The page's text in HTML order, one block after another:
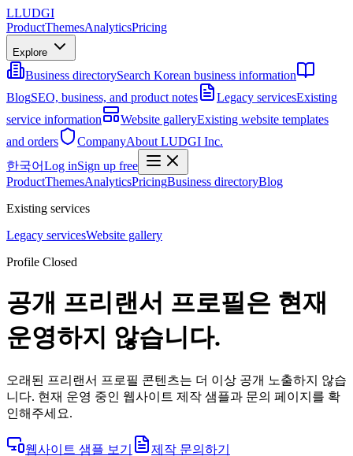
LLUDGI
ProductThemesAnalyticsPricing
Explore
Business directorySearch Korean business information
BlogSEO, business, and product notes Legacy servicesExisting
service information
Website galleryExisting website templates
and orders
CompanyAbout LUDGI Inc.
한국어Log inSign up free
ProductThemesAnalyticsPricingBusiness directoryBlog
Existing services
Legacy servicesWebsite gallery
Profile Closed
공개 프리랜서 프로필은 현재
운영하지 않습니다.
오래된 프리랜서 프로필 콘텐츠는 더 이상 공개 노출하지 않습
니다. 현재 운영 중인 웹사이트 제작 샘플과 문의 페이지를 확
인해주세요.
웹사이트 샘플 보기
제작 문의하기